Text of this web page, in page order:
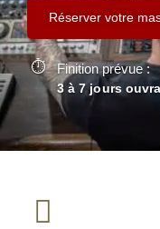
Réserver votre
Finition prévue :
3 à 7 jours